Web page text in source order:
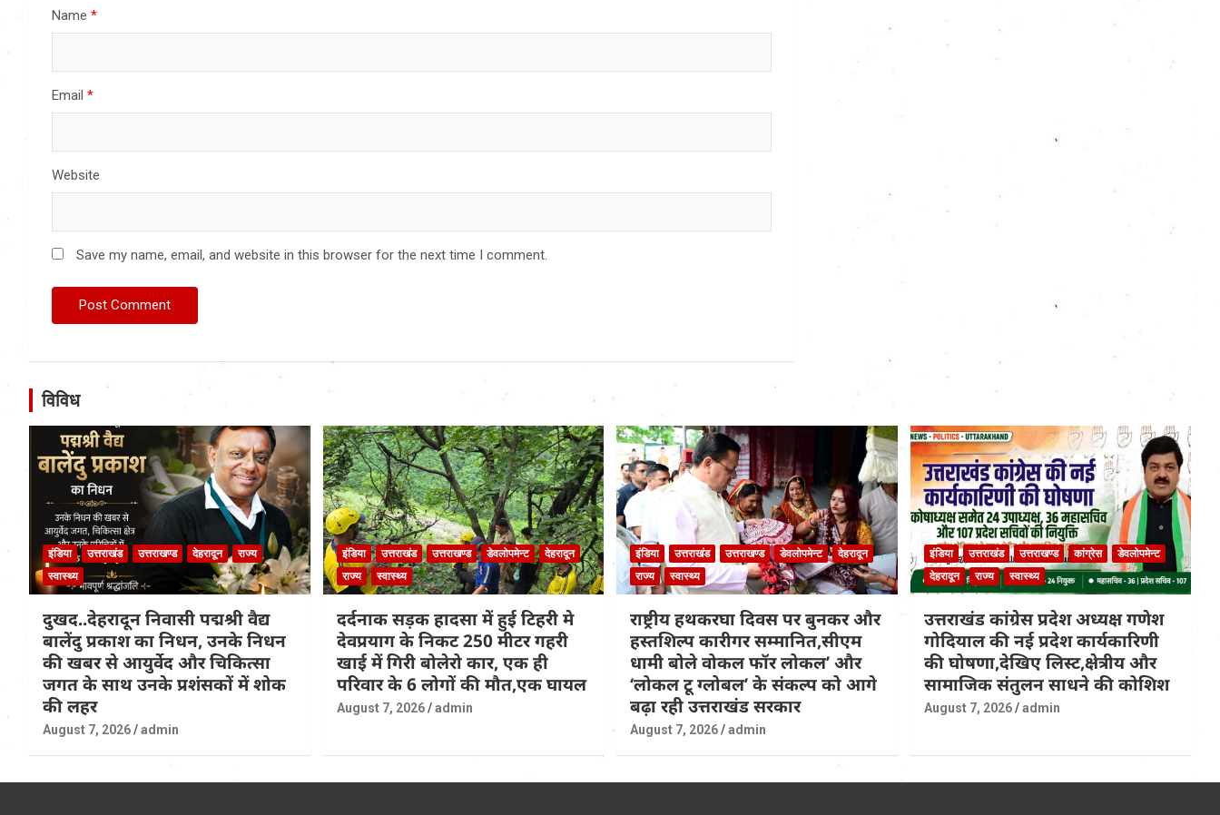
Name *
Email *
Website
Save my name, email, and website in this browser for the next time I comment.
विविध
इंडिया उत्तराखंड उत्तराखण्ड देहरादून
राज्य
स्वास्थ्य
दुखद..देहरादून निवासी पद्मश्री वैद्य
बालेंदु प्रकाश का निधन, उनके निधन
की खबर से आयुर्वेद और चिकित्सा
जगत के साथ उनके प्रशंसकों में शोक
की लहर
August 7, 2026 admin
इंडिया उत्तराखंड उत्तराखण्ड डेवलोपमेन्ट
देहरादून
राज्य
स्वास्थ्य
दर्दनाक सड़क हादसा में हुई टिहरी मे
देवप्रयाग के निकट 250 मीटर गहरी
खाई में गिरी बोलेरो कार, एक ही
परिवार के 6 लोगों की मौत,एक घायल
August 7, 2026 admin
इंडिया उत्तराखंड उत्तराखण्ड डेवलोपमेन्ट
देहरादून
राज्य
स्वास्थ्य
राष्ट्रीय हथकरघा दिवस पर बुनकर और
हस्तशिल्प कारीगर सम्मानित,सीएम
धामी बोले वोकल फॉर लोकल’ और
‘लोकल टू ग्लोबल’ के संकल्प को आगे
बढ़ा रही उत्तराखंड सरकार
August 7, 2026 admin
इंडिया उत्तराखंड उत्तराखण्ड कांग्रेस
डेवलोपमेन्ट
देहरादून
राज्य स्वास्थ्य
उत्तराखंड कांग्रेस प्रदेश अध्यक्ष गणेश
गोदियाल की नई प्रदेश कार्यकारिणी
की घोषणा,देखिए लिस्ट,क्षेत्रीय और
सामाजिक संतुलन साधने की कोशिश
August 7, 2026 admin